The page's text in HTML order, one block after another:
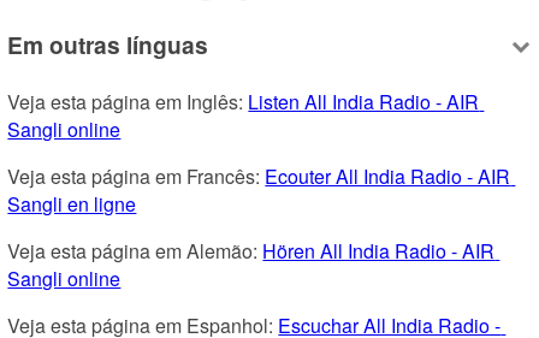
Em outras línguas
Veja esta página em Inglês: Listen All India Radio - AIR
Sangli online
Veja esta página em Francês: Ecouter All India Radio - AIR
Sangli en ligne
Veja esta página em Alemão: Hören All India Radio - AIR
Sangli online
Veja esta página em Espanhol: Escuchar All India Radio -